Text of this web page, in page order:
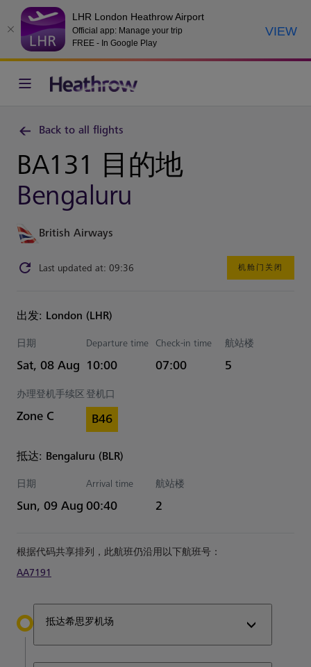
LHR London Heathrow Airport
Official app: Manage your trip
FREE - In Google Play
VIEW
Back to all flights
BA131 目的地
Bengaluru
British Airways
Last updated at: 09:36 机舱门关闭
出发: London (LHR)
日期
Sat, 08 Aug
Departure time
Estimated 时间
10:00
Check-in time
07:00
航站楼
5
办理登机手续区
Zone C
登机口
B46
抵达: Bengaluru (BLR)
日期
Sun, 09 Aug
Arrival time
Estimated 时间
00:40
航站楼
2
根据代码共享排列，此航班仍沿用以下航班号：
AA7191
抵达希思罗机场